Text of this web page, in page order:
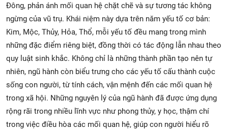
Đông, phản ánh mối quan hệ chặt chẽ và sự tương tác không
ngừng của vũ trụ. Khái niệm này dựa trên năm yếu tố cơ bản:
Kim, Mộc, Thủy, Hỏa, Thổ, mỗi yếu tố đều mang trong mình
những đặc điểm riêng biệt, đồng thời có tác động lẫn nhau theo
quy luật sinh khắc. Không chỉ là những thành phần tạo nên tự
nhiên, ngũ hành còn biểu trưng cho các yếu tố cấu thành cuộc
sống con người, từ tính cách, vận mệnh đến các mối quan hệ
trong xã hội. Những nguyên lý của ngũ hành đã được ứng dụng
rộng rãi trong nhiều lĩnh vực như phong thủy, y học, thậm chí
trong việc điều hòa các mối quan hệ, giúp con người hiểu rõ